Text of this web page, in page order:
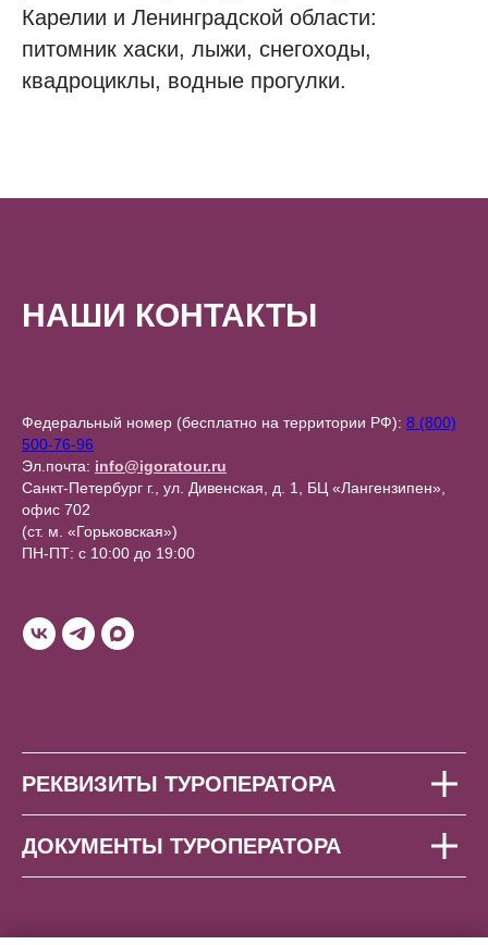
Карелии и Ленинградской области:
питомник хаски, лыжи, снегоходы,
квадроциклы, водные прогулки.
НАШИ КОНТАКТЫ
Федеральный номер (бесплатно на территории РФ): 8 (800)
500-76-96
Эл.почта: info@igoratour.ru
Санкт-Петербург г., ул. Дивенская, д. 1, БЦ «Лангензипен»,
офис 702
(ст. м. «Горьковская»)
ПН-ПТ: с 10:00 до 19:00
РЕКВИЗИТЫ ТУРОПЕРАТОРА
ДОКУМЕНТЫ ТУРОПЕРАТОРА